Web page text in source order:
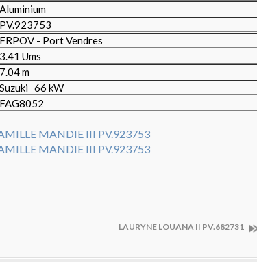
Aluminium
PV.923753
FRPOV - Port Vendres
3.41 Ums
7.04 m
Suzuki 66 kW
FAG8052
LAURYNE LOUANA II PV.682731